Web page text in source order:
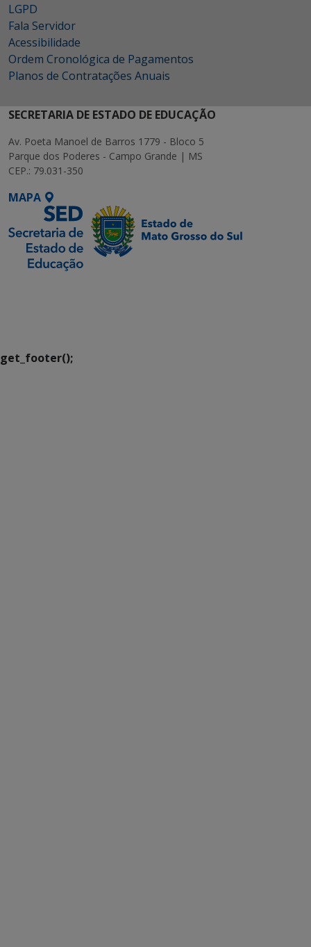
LGPD
Fala Servidor
Acessibilidade
Ordem Cronológica de Pagamentos
Planos de Contratações Anuais
SECRETARIA DE ESTADO DE EDUCAÇÃO
Av. Poeta Manoel de Barros 1779 - Bloco 5
Parque dos Poderes - Campo Grande | MS
CEP.: 79.031-350
MAPA
get_footer();